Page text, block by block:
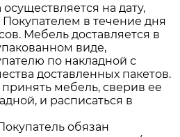
на дату,
в течение дня
Мебель доставляется в
виде,
по накладной с
доставленных пакетов.
мебель, сверив ее
и расписаться в
обязан